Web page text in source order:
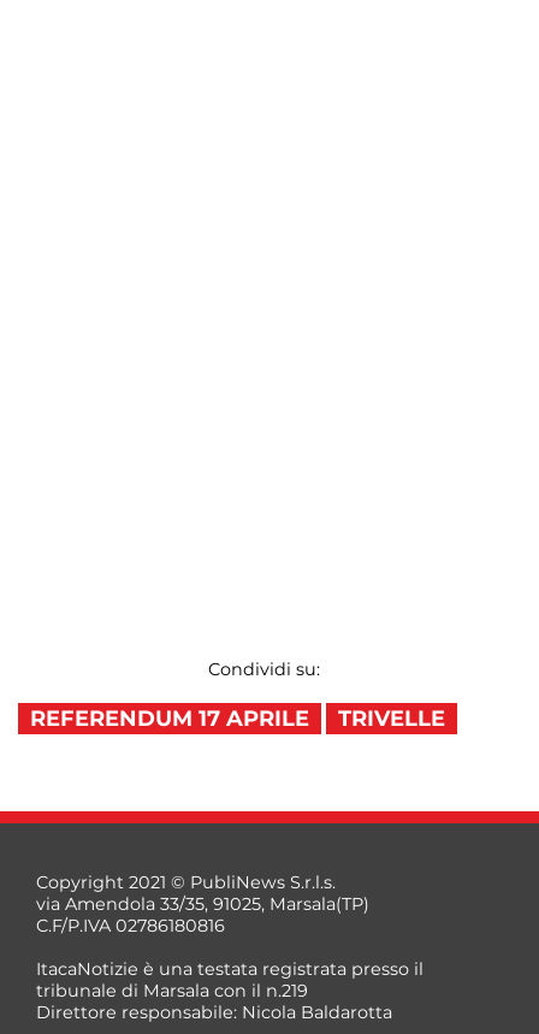
Condividi su:
REFERENDUM 17 APRILE TRIVELLE
Copyright 2021 © PubliNews S.r.l.s.
via Amendola 33/35, 91025, Marsala(TP)
C.F/P.IVA 02786180816
ItacaNotizie è una testata registrata presso il
tribunale di Marsala con il n.219
Direttore responsabile: Nicola Baldarotta